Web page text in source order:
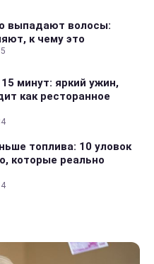
выпадают волосы:
к чему это
минут: яркий ужин,
как ресторанное
топлива: 10 уловок
которые реально